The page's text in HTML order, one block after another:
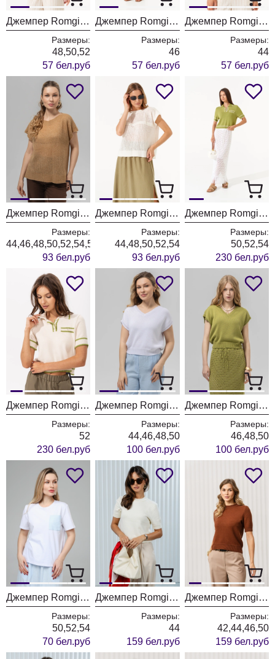
Джемпер Romgil РП0129-ХЛ4 светлый опаловый
Размеры:
48,50,52
57 бел.руб
Джемпер Romgil РП0129-ХЛ4 капучино
Размеры:
46
57 бел.руб
Джемпер Romgil РП0129-ХЛ4 белый
Размеры:
44
57 бел.руб
Джемпер Romgil РВ0398-АК4 кэмел
Размеры:
44,46,48,50,52,54,56
93 бел.руб
Джемпер Romgil РВ0398-АК4 молочный
Размеры:
44,48,50,52,54
93 бел.руб
Джемпер Romgil РВ0405-ВИ4 олива
Размеры:
50,52,54
230 бел.руб
Джемпер Romgil РВ0405-ВИ4 молочный
Размеры:
52
230 бел.руб
Джемпер Romgil РВ0403-ХЛ4 белый
Размеры:
44,46,48,50
100 бел.руб
Джемпер Romgil РВ0403-ХЛ4 лайм
Размеры:
46,48,50
100 бел.руб
Джемпер Romgil РП0132-ХЛ4 белый
Размеры:
50,52,54
70 бел.руб
Джемпер Romgil РВ0159-ВИ2 молочный
Размеры:
44
159 бел.руб
Джемпер Romgil РВ0159-ВИ2 шоколадный
Размеры:
42,44,46,50
159 бел.руб